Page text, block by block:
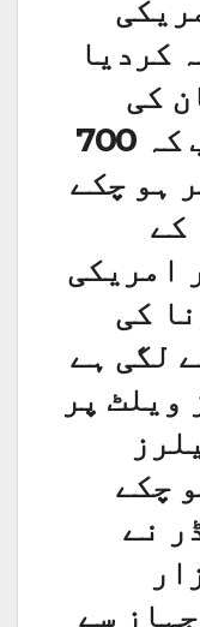
کردیا
کی
بازی ہار گیا ہے جب کہ 700
ہو چکے
کے
امریکی
کی
لگی ہے
ویلٹ پر
چکے
نے
سے 4 ہزار
سے